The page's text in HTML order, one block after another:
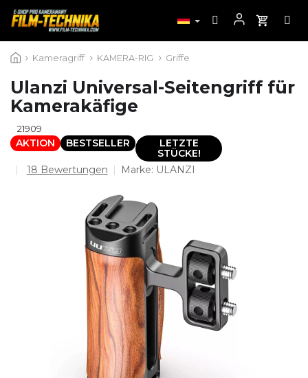
Inhalt Kameragriff KAMERA-RIG Griffe
Ulanzi Universal-Seitengriff für
Kamerakäfige
21909
AKTION BESTSELLER
LETZTE
STÜCKE!
Die
Produktbewertung
18 Bewertungen Marke: ULANZI